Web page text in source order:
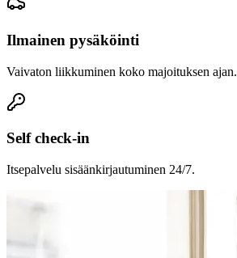
Ilmainen pysäköinti
Vaivaton liikkuminen koko majoituksen ajan.
Self check-in
Itsepalvelu sisäänkirjautuminen 24/7.